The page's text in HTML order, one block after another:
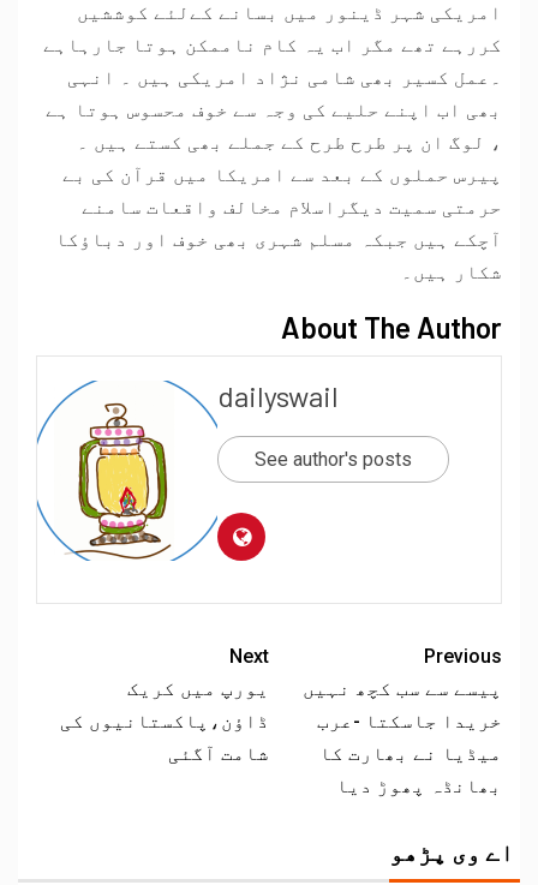
امریکی شہر ڈینور میں بسانے کےلئے کوششیں
کررہے تھے مگر اب یہ کام ناممکن ہوتا جارہاہے
۔عمل کسیر بھی شامی نژاد امریکی ہیں ۔ انہی
بھی اب اپنے حلیے کی وجہ سے خوف محسوس ہوتا ہے
، لوگ ان پر طرح طرح کے جملے بھی کستے ہیں ۔
پیرس حملوں کے بعد سے امریکا میں قرآن کی بے
حرمتی سمیت دیگراسلام مخالف واقعات سامنے
آچکے ہیں جبکہ مسلم شہری بھی خوف اور دباﺅکا
شکار ہیں۔
About The Author
dailyswail
See author's posts
Previous
پیسے سے سب کچھ نہیں
خریدا جاسکتا -عرب
میڈیا نے بھارت کا
بھانڈہ پھوڑ دیا
Next
یورپ میں کریک
ڈاﺅن،پاکستانیوں کی
شامت آگئی
اے وی پڑھو